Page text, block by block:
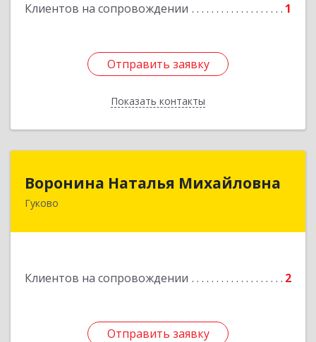
Клиентов на сопровождении 1
Отправить заявку
Показать контакты
Отправить заявку
Назад
Воронина Наталья Михайловна
Гуково
Клиентов на сопровождении 2
Отправить заявку
Воронина Наталья Михайловна
Отправить заявку